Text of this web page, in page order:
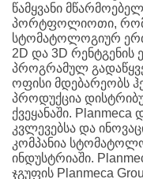
წამყვანი
პორტფოლიოთი,
სტომატოლოგიურ
2D და 3D
პროგრამულ
ოფისი მდებარეობს
პროდუქცია
ქვეყანაში.
კვლევებსა და
კომპანია
ინდუსტრიაში.
ჯგუფის Planmeca